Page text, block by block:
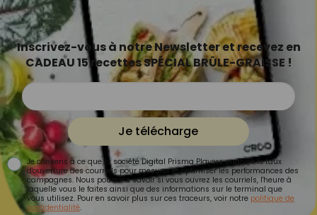
Inscrivez-vous à notre Newsletter et recevez en
CADEAU 15 recettes SPÉCIAL BRÛLE-GRAISSE !
Je télécharge
Je consens à ce que la société Digital Prisma Players analyse le taux
d'ouverture des courriels pour mesurer et optimiser les performances des
campagnes. Nous pourrons savoir si vous ouvrez les courriels, l'heure à
laquelle vous le faites ainsi que des informations sur le terminal que
vous utilisez. Pour en savoir plus sur ces traceurs, voir notre politique de
confidentialité.